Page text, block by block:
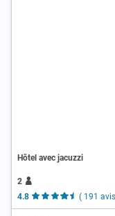
Hôtel avec jacuzzi
2
4.8
( 191